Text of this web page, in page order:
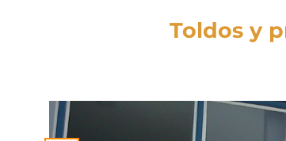
Toldos y